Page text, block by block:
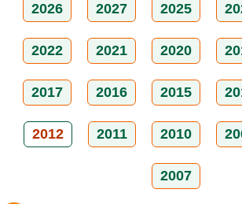
2026 2027 2025
2022 2021 2020
2017 2016 2015
2012 2011 2010
2007